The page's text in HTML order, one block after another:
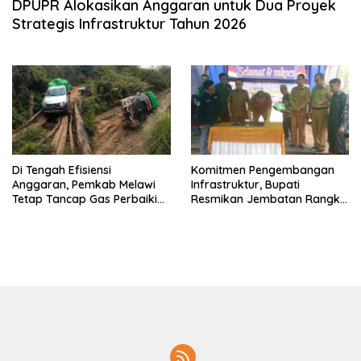
DPUPR Alokasikan Anggaran untuk Dua Proyek
Strategis Infrastruktur Tahun 2026
Di Tengah Efisiensi
Anggaran, Pemkab Melawi
Tetap Tancap Gas Perbaiki
Komitmen Pengembangan
Infrastruktur, Bupati
Resmikan Jembatan Rangka